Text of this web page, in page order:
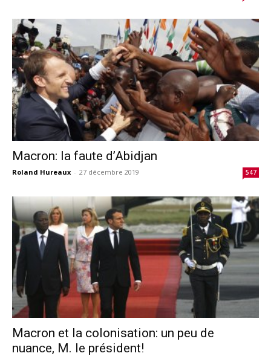
Macron: la faute d’Abidjan
Roland Hureaux - 27 décembre 2019 547
Macron et la colonisation: un peu de
nuance, M. le président!